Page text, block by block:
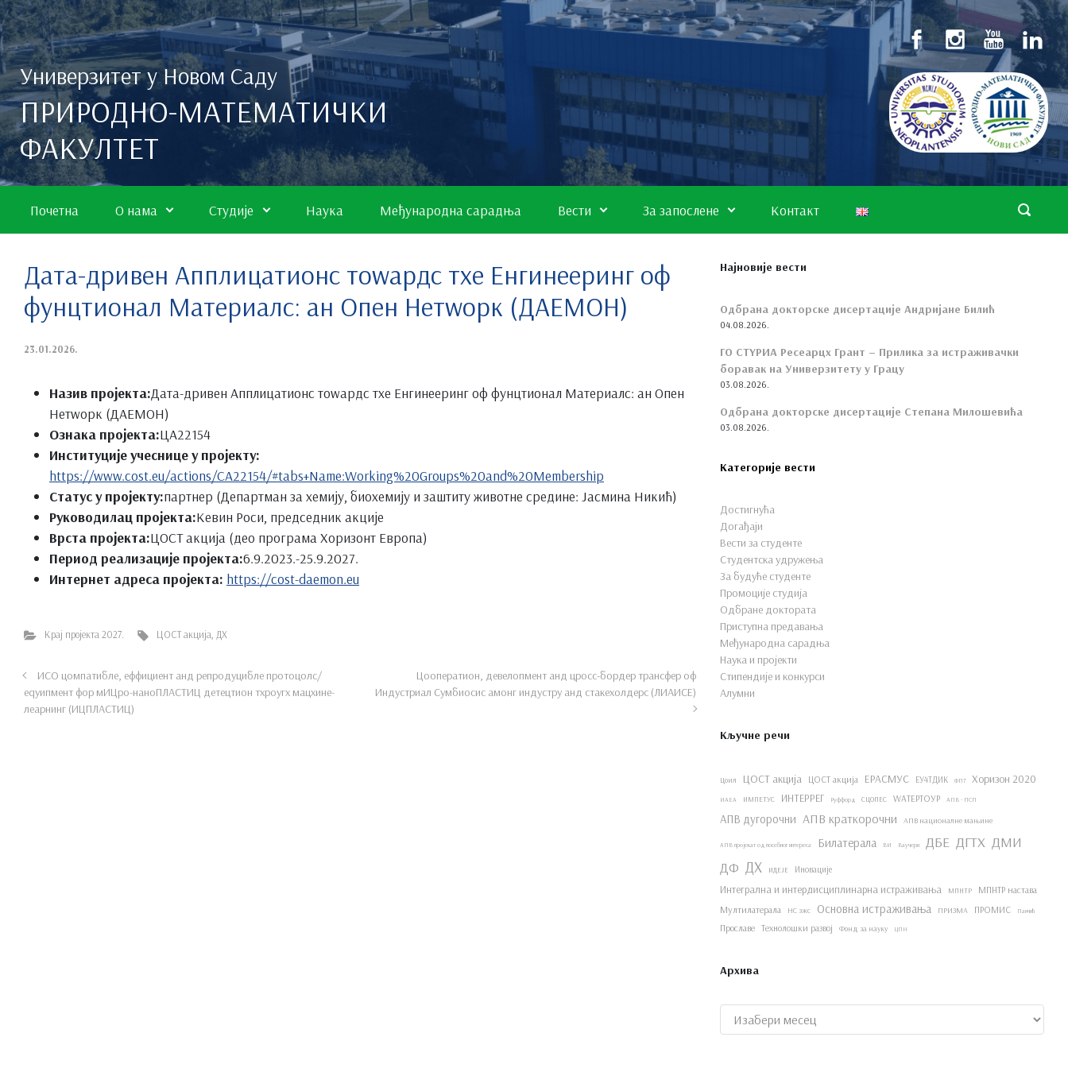
Скип то маин цонтент
Универзитет у Новом Саду
ПРИРОДНО-МАТЕМАТИЧКИ
ФАКУЛТЕТ
Почетна О нама Студије Наука Међународна сарадња Вести За запослене Контакт
Дата-дривен Апплицатионс тоwардс тхе Енгинееринг оф
фунцтионал Материалс: ан Опен Нетwорк (ДАЕМОН)
23.01.2026.
Назив пројекта:Дата-дривен Апплицатионс тоwардс тхе Енгинееринг оф фунцтионал Материалс: ан Опен
Нетwорк (ДАЕМОН)
Ознака пројекта:ЦА22154
Институције учеснице у пројекту:
https://www.cost.eu/actions/CA22154/#tabs+Name:Working%20Groups%20and%20Membership
Статус у пројекту:партнер (Департман за хемију, биохемију и заштиту животне средине: Јасмина Никић)
Руководилац пројекта:Кевин Роси, председник акције
Врста пројекта:ЦОСТ акција (део програма Хоризонт Европа)
Период реализације пројекта:6.9.2023.-25.9.2027.
Интернет адреса пројекта: https://cost-daemon.eu
Крај пројекта 2027. ЦОСТ акција ДХ
ИСО цомпатибле, еффициент анд репродуцибле протоцолс/
еqуипмент фор мИЦро-наноПЛАСТИЦ детецтион тхроугх мацхине-
леарнинг (ИЦПЛАСТИЦ)
Цооператион, девелопмент анд цросс-бордер трансфер оф
Индустриал Сyмбиосис амонг индустрy анд стакехолдерс (ЛИАИСЕ)
Најновије вести
Одбрана докторске дисертације Андријане Билић
04.08.2026.
ГО СТYРИА Ресеарцх Грант – Прилика за истраживачки
боравак на Универзитету у Грацу
03.08.2026.
Одбрана докторске дисертације Степана Милошевића
03.08.2026.
Категорије вести
Достигнућа
Догађаји
Вести за студенте
Студентска удружења
За будуће студенте
Промоције студија
Одбране доктората
Приступна предавања
Међународна сарадња
Наука и пројекти
Стипендије и конкурси
Алумни
Кључне речи
Цоил ЦОСТ акција ЦОСТ акција ЕРАСМУС ЕУ4ТДИК ФП7 Хоризон 2020
ИАЕА ИМПЕТУС ИНТЕРРЕГ Руффорд СЦОПЕС WАТЕРТОУР АПВ - ПСП
АПВ дугорочни АПВ краткорочни АПВ националне мањине
АПВ пројекат од посебног интереса Билатерала ВИ Ваучери ДБЕ ДГТХ ДМИ
ДФ ДХ ИДЕЈЕ Иновације
Интегрална и интердисциплинарна истраживања МПНТР
МПНТР настава
Мултилатерала
НС зжс Основна истраживања ПРИЗМА ПРОМИС Панчић
Прославе Технолошки развој Фонд за науку ЦПН
Архива